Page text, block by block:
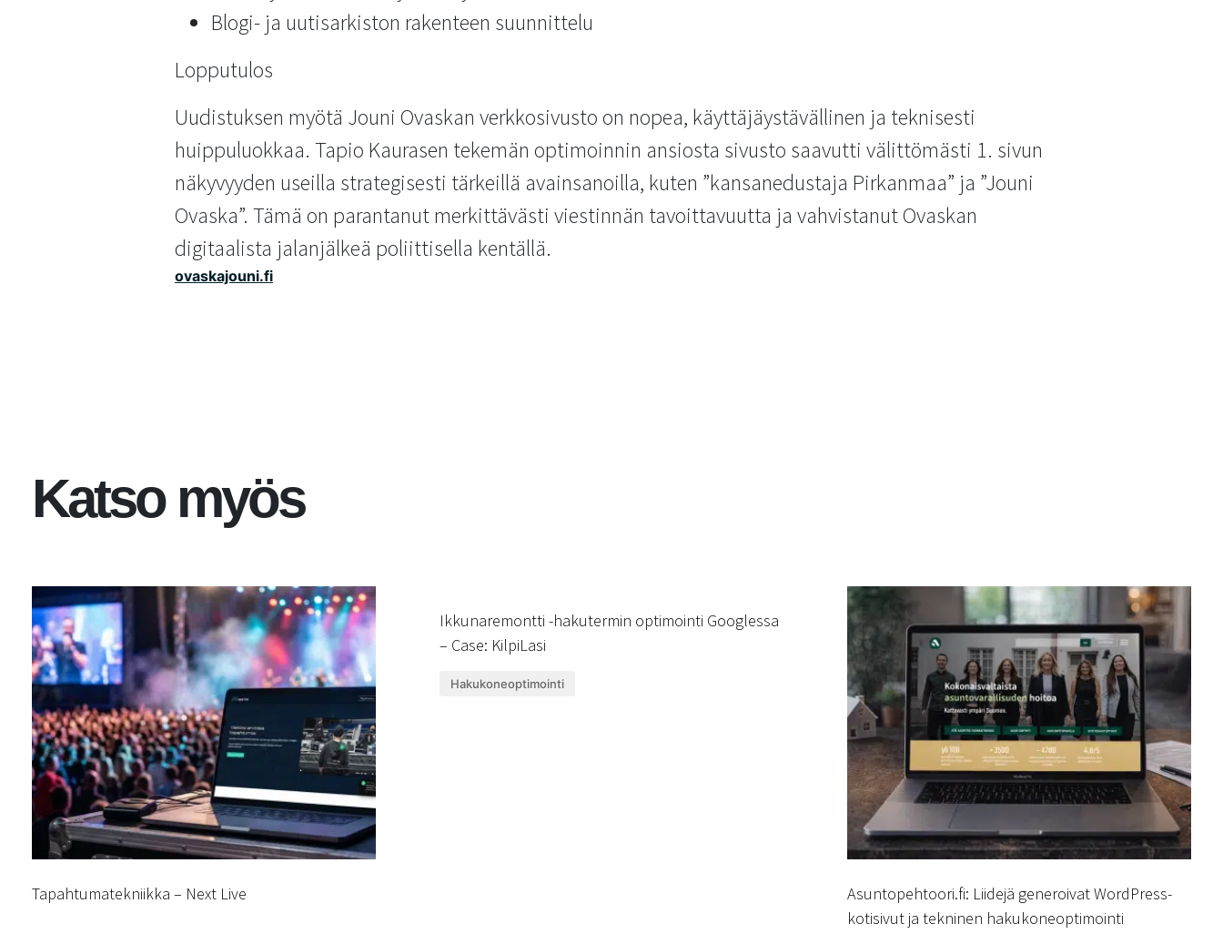
Blogi- ja uutisarkiston rakenteen suunnittelu
Lopputulos
Uudistuksen myötä Jouni Ovaskan verkkosivusto on nopea, käyttäjäystävällinen ja teknisesti
huippuluokkaa. Tapio Kaurasen tekemän optimoinnin ansiosta sivusto saavutti välittömästi 1. sivun
näkyvyyden useilla strategisesti tärkeillä avainsanoilla, kuten ”kansanedustaja Pirkanmaa” ja ”Jouni
Ovaska”. Tämä on parantanut merkittävästi viestinnän tavoittavuutta ja vahvistanut Ovaskan
digitaalista jalanjälkeä poliittisella kentällä.
ovaskajouni.fi
Katso myös
Tapahtumatekniikka – Next Live
Ikkunaremontti -hakutermin optimointi Googlessa
– Case: KilpiLasi
Hakukoneoptimointi
Asuntopehtoori.fi: Liidejä generoivat WordPress-
kotisivut ja tekninen hakukoneoptimointi